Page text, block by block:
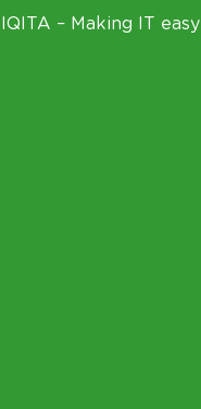
– Making IT easy